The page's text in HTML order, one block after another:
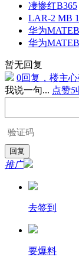
凄惨红B365
LAR-2 MB
华为
华为
暂无回复
0回复，楼主
我说一句... 点赞5
推广
去签到
要爆料